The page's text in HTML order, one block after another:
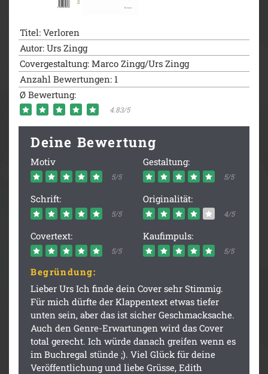
Titel: Verloren
Autor: Urs Zingg
Covergestaltung: Marco Zingg/Urs Zingg
Anzahl Bewertungen: 1
Ø Bewertung:
4.83/5
Deine Bewertung
Motiv
5/5
Gestaltung:
5/5
Schrift:
5/5
Originalität:
4/5
Covertext:
5/5
Kaufimpuls:
5/5
Begründung:
Lieber Urs Ich finde dein Cover sehr Stimmig.
Für mich dürfte der Klappentext etwas tiefer
unten sein, aber das ist sicher Geschmacksache.
Auch den Genre-Erwartungen wird das Cover
total gerecht. Ich würde danach greifen wenn es
im Buchregal stünde ;). Viel Glück für deine
Veröffentlichung und liebe Grüsse, Edith